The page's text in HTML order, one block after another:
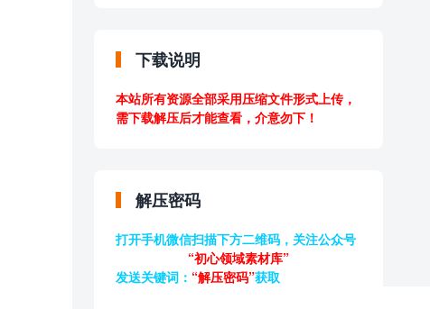
下载说明
本站所有资源全部采用压缩文件形式上传，
需下载解压后才能查看，介意勿下！
解压密码
打开手机微信扫描下方二维码，关注公众号
“初心领域素材库”
发送关键词： “解压密码”获取